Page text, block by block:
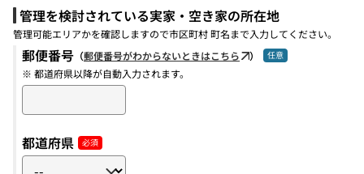
管理を検討されている実家・空き家の所在地
管理可能エリアかを確認しますので市区町村 町名まで入力してください。
郵便番号 （郵便番号がわからないときはこちら
）
※ 都道府県以降が自動入力されます。
都道府県